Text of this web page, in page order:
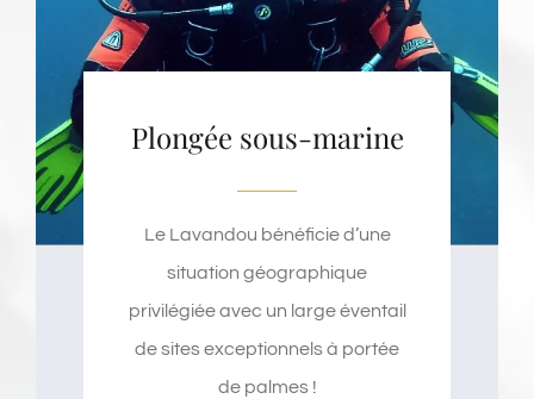
Plongée sous-marine
Le Lavandou bénéficie d’une
situation géographique
privilégiée avec un large éventail
de sites exceptionnels à portée
de palmes !